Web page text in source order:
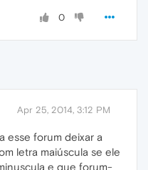
0
Apr 25, 2014, 3:12 PM
esse forum deixar a
letra maiúscula se ele
e que forum-